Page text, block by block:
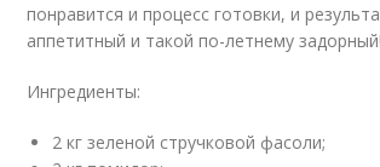
понравится и процесс готовки, и
аппетитный и такой по-летнему задорный!
Ингредиенты:
2 кг зеленой стручковой фасоли;